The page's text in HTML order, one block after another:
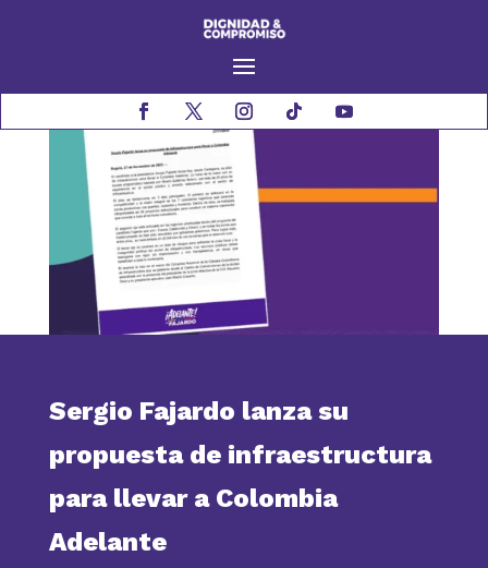
Sergio Fajardo lanza su
propuesta de infraestructura
para llevar a Colombia
Adelante